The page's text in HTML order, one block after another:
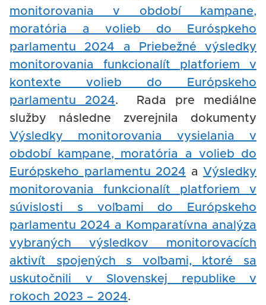
monitorovania v období kampane,
moratória a volieb do Euróspkeho
parlamentu 2024 a Priebežné výsledky
monitorovania funkcionalít platforiem v
kontexte volieb do Európskeho
parlamentu 2024. Rada pre mediálne
služby následne zverejnila dokumenty
Výsledky monitorovania vysielania v
období kampane, moratória a volieb do
Európskeho parlamentu 2024 a Výsledky
monitorovania funkcionalít platforiem v
súvislosti s voľbami do Európskeho
parlamentu 2024 a Komparatívna analýza
vybraných výsledkov monitorovacích
aktivít spojených s voľbami, ktoré sa
uskutočnili v Slovenskej republike v
rokoch 2023 – 2024.